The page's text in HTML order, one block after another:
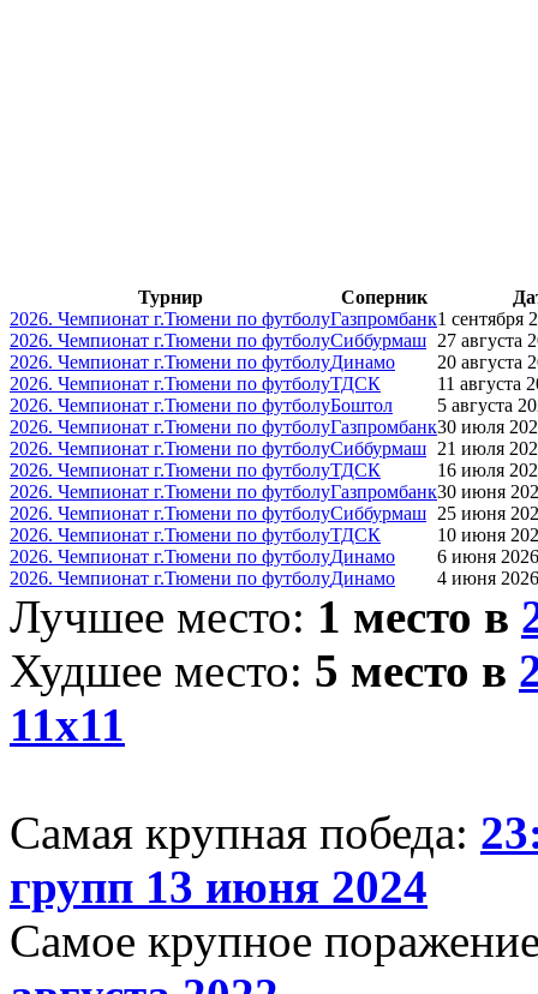
Турнир Соперник
2026. Чемпионат г.Тюмени по футболуГазпромбанк1 сентября
2026. Чемпионат г.Тюмени по футболуСиббурмаш 27 августа
2026. Чемпионат г.Тюмени по футболуДинамо
20 августа
2026. Чемпионат г.Тюмени по футболуТДСК
11 августа
2026. Чемпионат г.Тюмени по футболуБоштол
5 августа
2026. Чемпионат г.Тюмени по футболуГазпромбанк30 июля
2026. Чемпионат г.Тюмени по футболуСиббурмаш 21 июля
2026. Чемпионат г.Тюмени по футболуТДСК
16 июля
2026. Чемпионат г.Тюмени по футболуГазпромбанк30 июня
2026. Чемпионат г.Тюмени по футболуСиббурмаш 25 июня
2026. Чемпионат г.Тюмени по футболуТДСК
10 июня
2026. Чемпионат г.Тюмени по футболуДинамо
6 июня
2026. Чемпионат г.Тюмени по футболуДинамо 4 июня
Лучшее место: 1 место в
Худшее место: 5 место в
11х11
Самая крупная победа:
групп 13 июня 2024
Самое крупное